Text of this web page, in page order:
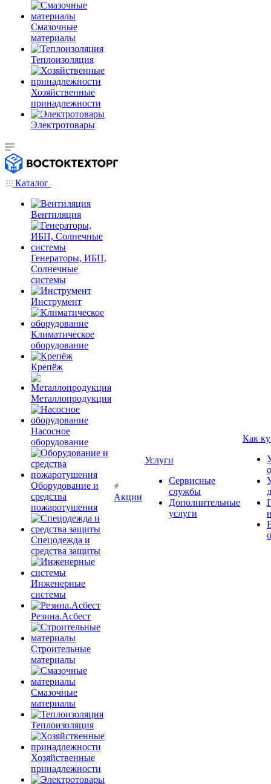
Смазочные
материалы
Теплоизоляция
Хозяйственные
принадлежности
Электротовары
Каталог
Вентиляция
Генераторы, ИБП,
Солнечные
системы
Инструмент
Климатическое
оборудование
Крепёж
Металлопродукция
Насосное
оборудование
Оборудование и
средства
пожаротушения
Спецодежда и
средства защиты
Инженерные
системы
Резина.Асбест
Строительные
материалы
Смазочные
материалы
Теплоизоляция
Хозяйственные
принадлежности
Акции
Услуги
Сервисные
службы
Дополнительные
услуги
Как